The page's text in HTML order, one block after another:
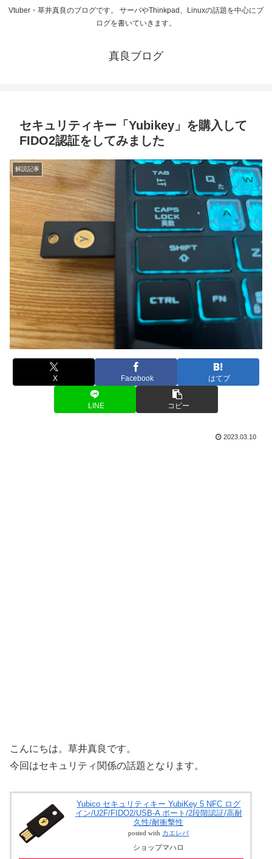
Vtuber・草井真良のブログです。 サーバやThinkpad、Linuxの話題を中心にブ
ログを書いていきます。
真良ブログ
セキュリティキー「Yubikey」を購入して
FIDO2認証をしてみました
解説記事
X Facebook はてブ
LINE コピー
2023.03.10
こんにちは。草井真良です。
今回はセキュリティ関係の話題となります。
Yubico セキュリティキー YubiKey 5 NFC ログ
イン/U2F/FIDO2/USB-A ポート/2段階認証/高耐
久性/耐衝撃性
posted with カエレバ
ショップマハロ